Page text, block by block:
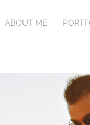
ABOUT ME